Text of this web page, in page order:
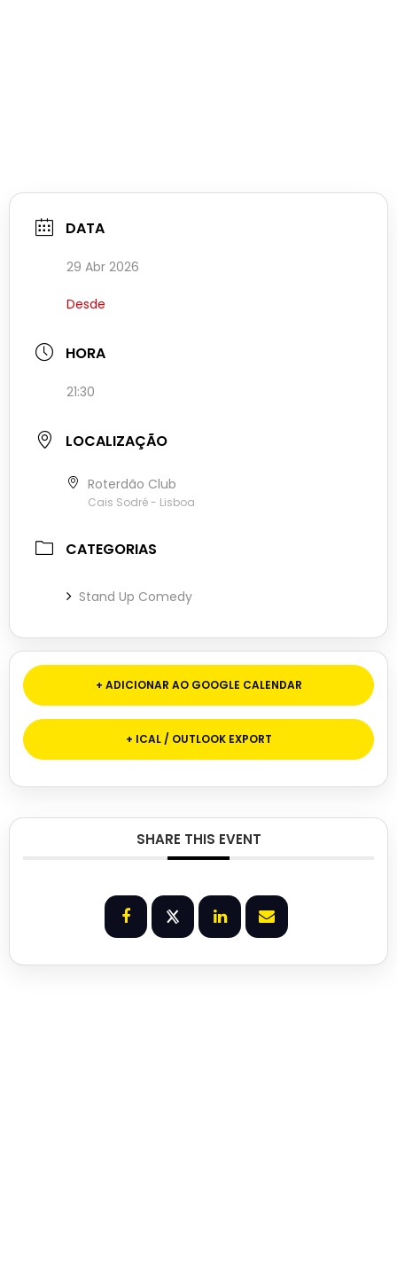
DATA
29 Abr 2026
Desde
HORA
21:30
LOCALIZAÇÃO
Roterdão Club
Cais Sodré - Lisboa
CATEGORIAS
Stand Up Comedy
+ ADICIONAR AO GOOGLE CALENDAR
+ ICAL / OUTLOOK EXPORT
SHARE THIS EVENT